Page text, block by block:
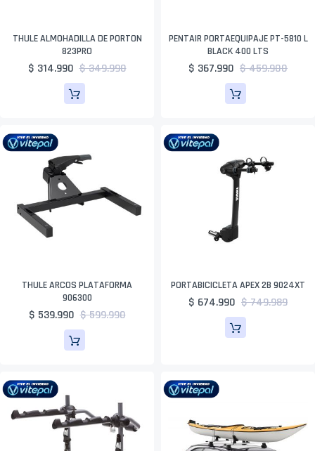
THULE ALMOHADILLA DE PORTON
823PRO
$ 314.990 $ 349.990
PENTAIR PORTAEQUIPAJE PT-5810 L
BLACK 400 LTS
$ 367.990 $ 459.900
THULE ARCOS PLATAFORMA
906300
$ 539.990 $ 599.990
PORTABICICLETA APEX 2B 9024XT
$ 674.990 $ 749.989